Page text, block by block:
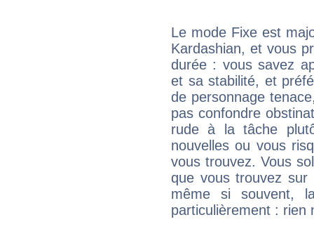
Le mode Fixe est
Kardashian, et vous
durée : vous savez
et sa stabilité, et
de personnage
pas confondre
rude à la tâche
nouvelles ou vous
vous trouvez. Vous
que vous trouvez
même si souvent,
particulièrement : rien